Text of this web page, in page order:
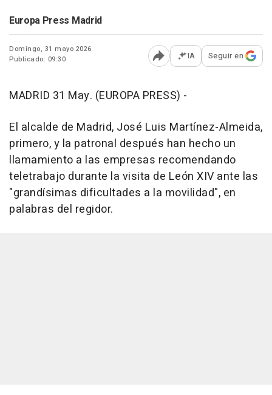
Europa Press Madrid
Domingo, 31 mayo 2026
Publicado: 09:30
Abrir opciones para
IA Seguir en
MADRID 31 May. (EUROPA PRESS) -
El alcalde de Madrid, José Luis Martínez-Almeida,
primero, y la patronal después han hecho un
llamamiento a las empresas recomendando
teletrabajo durante la visita de León XIV ante las
"grandísimas dificultades a la movilidad", en
palabras del regidor.